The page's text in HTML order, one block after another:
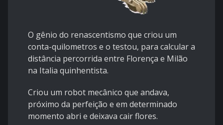
O gênio do renascentismo que criou um
conta-quilometros e o testou, para calcular a
distância percorrida entre Florença e Milão
na Italia quinhentista.
Criou um robot mecânico que andava,
próximo da perfeição e em determinado
momento abri e deixava cair flores.